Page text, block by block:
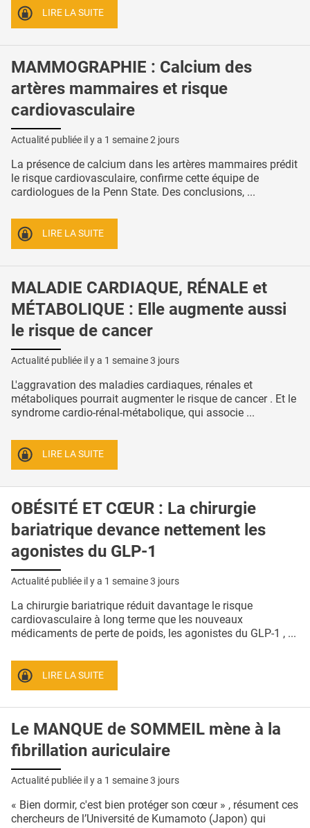
LIRE LA SUITE
MAMMOGRAPHIE : Calcium des
artères mammaires et risque
cardiovasculaire
Actualité publiée il y a 1 semaine 2 jours
La présence de calcium dans les artères mammaires prédit
le risque cardiovasculaire, confirme cette équipe de
cardiologues de la Penn State. Des conclusions, ...
LIRE LA SUITE
MALADIE CARDIAQUE, RÉNALE et
MÉTABOLIQUE : Elle augmente aussi
le risque de cancer
Actualité publiée il y a 1 semaine 3 jours
L'aggravation des maladies cardiaques, rénales et
métaboliques pourrait augmenter le risque de cancer . Et le
syndrome cardio-rénal-métabolique, qui associe ...
LIRE LA SUITE
OBÉSITÉ ET CŒUR : La chirurgie
bariatrique devance nettement les
agonistes du GLP-1
Actualité publiée il y a 1 semaine 3 jours
La chirurgie bariatrique réduit davantage le risque
cardiovasculaire à long terme que les nouveaux
médicaments de perte de poids, les agonistes du GLP-1 , ...
LIRE LA SUITE
Le MANQUE de SOMMEIL mène à la
fibrillation auriculaire
Actualité publiée il y a 1 semaine 3 jours
« Bien dormir, c'est bien protéger son cœur » , résument ces
chercheurs de l’Université de Kumamoto (Japon) qui